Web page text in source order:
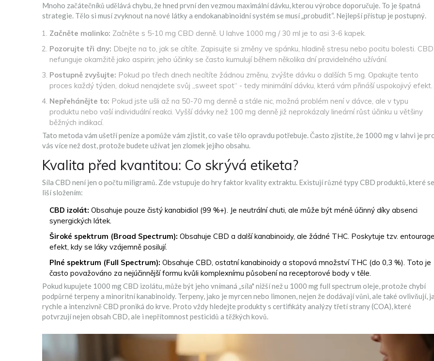
Mnoho začátečníků udělává chybu, že hned první den vezmou maximální dávku, kterou výrobce doporučuje. To je špatná
strategie. Tělo si musí zvyknout na nové látky a endokanabinoidní systém se musí „probudit“. Nejlepší přístup je postupný.
Začněte malinko: Začněte s 5-10 mg CBD denně. U lahve 1000 mg / 30 ml je to asi 3-6 kapek.
Pozorujte tři dny: Dbejte na to, jak se cítíte. Zapisujte si změny ve spánku, hladině stresu nebo pocitu bolesti. CBD
nefunguje okamžitě jako aspirin; jeho účinky se často kumulují během několika dní pravidelného užívání.
Postupně zvyšujte: Pokud po třech dnech necítíte žádnou změnu, zvýšte dávku o dalších 5 mg. Opakujte tento
proces každý týden, dokud nenajdete svůj „sweet spot“ - tedy minimální dávku, která vám přináší uspokojivý efekt.
Nepřehánějte to: Pokud jste ušli až na 50-70 mg denně a stále nic, možná problém není v dávce, ale v typu
produktu nebo vaší individuální reakci. Vyšší dávky než 100 mg denně již neprokázaly lineární růst účinku u většiny
běžných indikací.
Tato metoda vám ušetří peníze a pomůže vám zjistit, co vaše tělo opravdu potřebuje. Často zjistíte, že 1000 mg v lahvi je
vás více než dost, protože budete užívat jen zlomek jejího obsahu.
Kvalita před kvantitou: Co skrývá etiketa?
Síla CBD není jen o počtu miligramů. Zde vstupuje do hry faktor kvality extraktu. Existují různé typy CBD produktů, které se
liší složením:
CBD izolát: Obsahuje pouze čistý kanabidiol (99 %+). Je neutrální chuti, ale může být méně účinný díky absenci
synergických látek.
Široké spektrum (Broad Spectrum): Obsahuje CBD a další kanabinoidy, ale žádné THC. Poskytuje tzv.
efekt, kdy se láky vzájemně posilují.
Plné spektrum (Full Spectrum): Obsahuje CBD, ostatní kanabinoidy a stopová množství THC (do 0,3 %). Toto je
často považováno za nejúčinnější formu kvůli komplexnímu působení na receptorové body v těle.
Pokud kupujete 1000 mg CBD izolátu, může být jeho vnímaná „síla" nižší než u 1000 mg full spectrum oleje, protože chybí
podpůrné terpeny a minoritní kanabinoidy. Terpeny, jako je myrcen nebo limonen, nejen že dodávají vůni, ale také ovlivňují,
rychle a intenzivně CBD proniká do krve. Proto vždy hledejte produkty s certifikáty analýzy třetí strany (COA), které
potvrzují nejen obsah CBD, ale i nepřítomnost pesticidů a těžkých kovů.